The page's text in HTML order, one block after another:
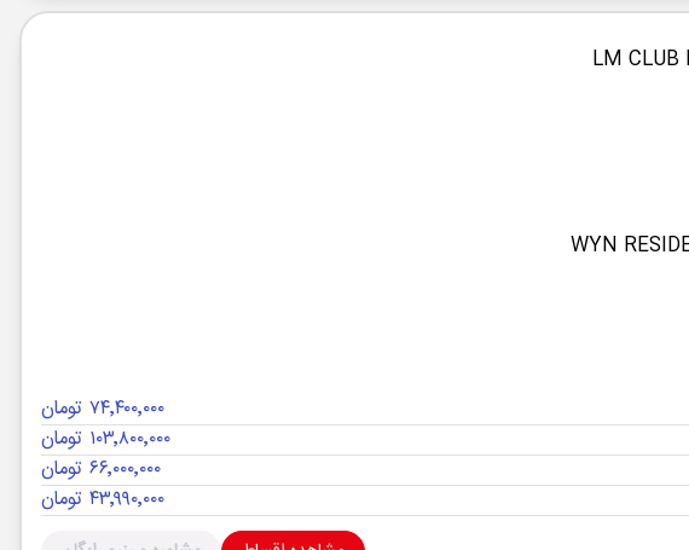
۷۴٬۴۰۰٬۰۰۰ تومان
۱۰۳٬۸۰۰٬۰۰۰ تومان
۶۶٬۰۰۰٬۰۰۰ تومان
۴۳٬۹۹۰٬۰۰۰ تومان